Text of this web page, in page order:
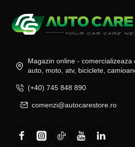
Magazin online - comercializeaza
auto, moto, atv, biciclete,
(+40) 745 848 890
comenzi@autocarestore.ro